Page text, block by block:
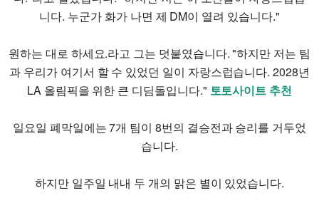
니다. 누군가 화가 나면 제 DM이 열려 있습니다."
원하는 대로 하세요.라고 그는 덧붙였습니다. "하지만 저는 팀
과 우리가 여기서 할 수 있었던 일이 자랑스럽습니다. 2028년
LA 올림픽을 위한 큰 디딤돌입니다." 토토사이트 추천
일요일 폐막일에는 7개 팀이 8번의 결승전과 승리를 거두었
습니다.
하지만 일주일 내내 두 개의 맑은 별이 있었습니다.